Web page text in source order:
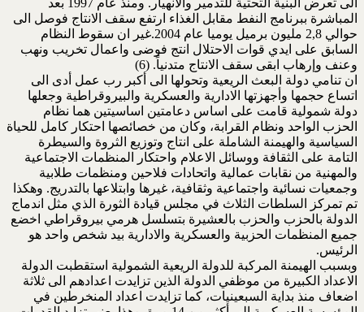
الى تعرض البنية التحتية للتدمير والانهيار. ومنذ عام 1997 بعد
المباشرة ببرنامج النفط مقابل الغذاء ارتفع سقف الانتاج فوصل الى
حوالي 2,8 مليون برميل يوميا عام 2004.غير ان سقوط النظام
السابق على ايدي قوات الاحتلال انتج فوضى واعمال تخريب ونهب
وعنف وإرهاب ابقى سقف الانتاج متدنياً. (6)
ان تنامي دولة البعث الريعية وتحولها الى أكبر رب عمل أدى الى
اتساع حجمها وأجهزتها الادارية والعسكرية والبيروقراطية وجعلها
دولة شمولية قامت على اساس دعامتين اساسيتين هما نظام
الحزب الواحد ونظام القرابة، وكان من خصائصها احتكار كامل للحياة
السياسية والهيمنة الشاملة على انتاج وتوزيع الثروة والسيطرة
التامة على الثقافة ووسائل الاعلام واحتكار المنظمات الاجتماعية
والمهنية من نقابات عمالية واتحادات فلاحين ومنظمات طلابية
وجمعيات نسائية واجتماعية وثقافية، غيرها وابتلاعها بالتدريج. وهكذا
تم تمركز السلطات الثلاث في مجلس قيادة الثورة الذي مثل اندماج
الدولة بالحزب والحزب بالعشيرة بتسلسل هرمي بيروقراطي اخضع
جميع المنظمات الحزبية والعسكرية والادارية بيد شخص واحد هو
الرئيس.
وبسبب الهيمنة المركبة للدولة الريعية الشمولية استقطبت الدولة
الاعداد الكبيرة من موظفي الدولة الذين تزايدت اعدادهم الى ثلاثة
اضعاف منذ بداية السبعينيات، كما تزايدت اعداد المنخرطين في